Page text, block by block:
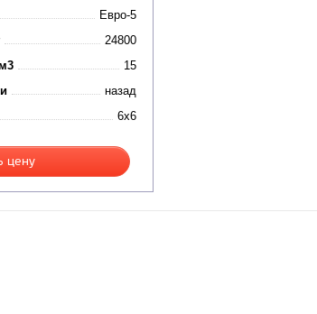
Евро-5
24800
15
назад
6x6
цену